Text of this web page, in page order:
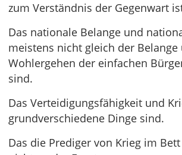
zum Verständnis der Gegenwart
Das nationale Belange und
meistens nicht gleich der Belange
Wohlergehen der einfachen
sind.
Das Verteidigungsfähigkeit und
grundverschiedene Dinge sind.
Das die Prediger von Krieg im